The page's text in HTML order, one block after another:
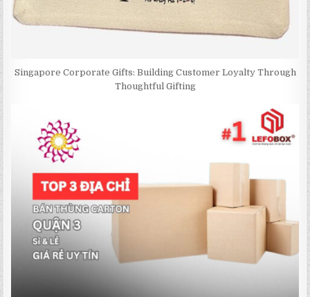
Singapore Corporate Gifts: Building Customer Loyalty Through
Thoughtful Gifting